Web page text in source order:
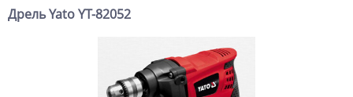
Дрель Yato YT-82052